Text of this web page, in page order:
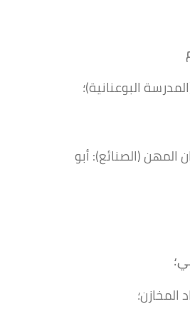
البوعنانية)؛
(الصنائع): أبو